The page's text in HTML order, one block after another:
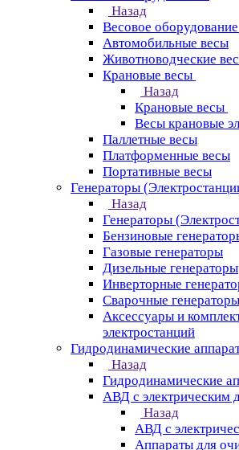
Назад
Весовое оборудование
Автомобильные весы
Животноводческие
Крановые весы
Назад
Крановые весы
Весы крановые
Паллетные весы
Платформенные весы
Портативные весы
Генераторы
Назад
Генераторы
Бензиновые
Газовые генераторы
Дизельные генераторы
Инверторные
Сварочные генераторы
Аксессуары и
электростанций
Гидродинамические
Назад
Гидродинамические
АВД с электрическим
Назад
АВД с
Аппараты для